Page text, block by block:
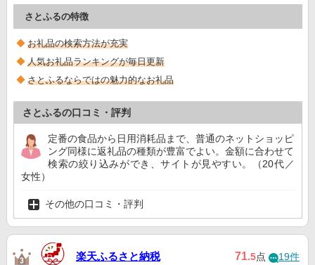
さとふるの特徴
お礼品の検索方法が充実
人気お礼品ランキングが毎日更新
さとふるならではの魅力的なお礼品
さとふるの口コミ・評判
定番の食品から日用消耗品まで、普通のネットショッピ
ング同様に返礼品の種類が豊富でよい。金額に合わせて
検索の絞り込みができ、サイトが見やすい。（20代／
女性）
その他の口コミ・評判
楽天ふるさと納税 71.5点 19件